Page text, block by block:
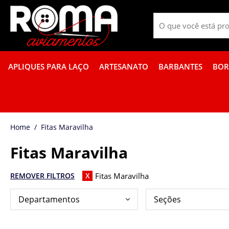
APLIQUES PARA LAÇO ARTESANATO BARBANTES
Fitas Maravilha
Fitas Maravilha
REMOVER FILTROS Fitas Maravilha
X